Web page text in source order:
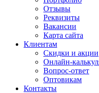
Отзывы
Реквизиты
Вакансии
Карта сайта
Клиентам
Скидки и акции
Онлайн-
Вопрос-ответ
Оптовикам
Контакты